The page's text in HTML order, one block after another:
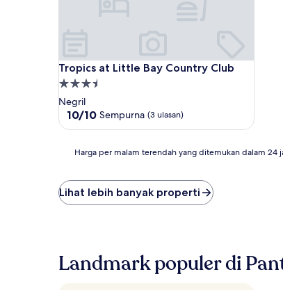
Tropics at Little Bay Country Club
Tropics at Little Bay Country Club
Properti
bintang
3.5
Negril
10.0
dari
Sempurna,
10/10 Sempurna (3 ulasan)
Harga
malam
terendah
yang
terakhir
Harga per malam terendah yang ditemukan dalam 24
Lihat lebih banyak properti
Landmark populer di